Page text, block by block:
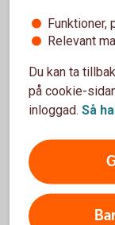
Vår
som kan
Funktioner,
Relevant
Du kan ta
på cookie-
inloggad. Så